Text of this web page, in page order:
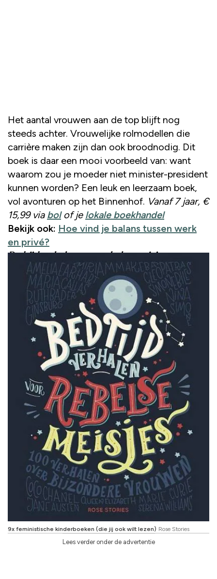
Het aantal vrouwen aan de top blijft nog
steeds achter. Vrouwelijke rolmodellen die
carrière maken zijn dan ook broodnodig. Dit
boek is daar een mooi voorbeeld van: want
waarom zou je moeder niet minister-president
kunnen worden? Een leuk en leerzaam boek,
vol avonturen op het Binnenhof. Vanaf 7 jaar, €
15,99 via bolof je lokale boekhandel
Bekijk ook: Hoe vind je balans tussen werk
en privé?
Bedtijdverhalen voor rebelse meisjes
9x feministische kinderboeken (die jij ook wilt lezen) Rose Stories
Lees verder onder de advertentie